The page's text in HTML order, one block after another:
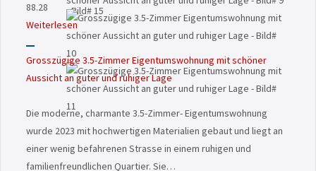
88.28
Weiterlesen
Grosszügige 3.5-Zimmer Eigentumswohnung mit schöner
Aussicht an guter und ruhiger Lage
Die moderne, charmante 3.5-Zimmer- Eigentumswohnung
wurde 2023 mit hochwertigen Materialien gebaut und liegt an
einer wenig befahrenen Strasse in einem ruhigen und
familienfreundlichen Quartier. Sie…